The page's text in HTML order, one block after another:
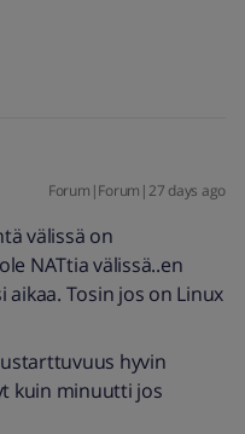
Forum|Forum|27 days ago
välissä on
NATtia välissä..en
Tosin jos on Linux
hyvin
kuin minuutti jos